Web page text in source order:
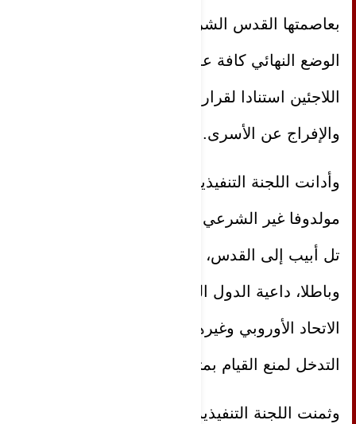
بعاصمتها القدس الشرقية، وحل قضايا
الوضع النهائي كافة على رأسها قضية
والإفراج عن الأسرى.
وأدانت اللجنة التنفيذية قرار رئيس وزراء
مولدوفا غير الشرعي بنقل سفارة بلاده من
تل أبيب إلى القدس، معتبرة القرار لاغيا
وباطلا، داعية الدول العربية وروسيا ودول
الاتحاد الأوروبي وغيرها من دول العالم إلى
التدخل لمنع القيام بمثل هذه الخطوة.
وثمنت اللجنة التنفيذية البيان الصادر عن